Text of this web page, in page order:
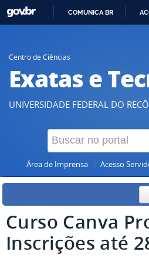
COMUNICA BR
Centro de Ciências
Exatas e
UNIVERSIDADE FEDERAL DO
Área de Imprensa Acesso
Curso Canva
Inscrições até